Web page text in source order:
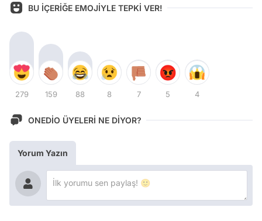
BU İÇERİĞE EMOJİYLE TEPKİ VER!
279 159 88 8 7 5 4
ONEDİO ÜYELERİ NE DİYOR?
Yorum Yazın